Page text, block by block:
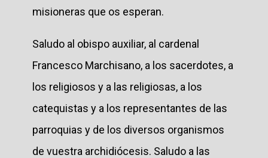
misioneras que os esperan.
Saludo al obispo auxiliar, al cardenal
Francesco Marchisano, a los sacerdotes, a
los religiosos y a las religiosas, a los
catequistas y a los representantes de las
parroquias y de los diversos organismos
de vuestra archidiócesis. Saludo a las